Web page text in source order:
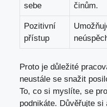
sebe
činům.
Pozitivní
přístup
Proto je důležité
neustále se snažit
To, co si myslíte, se
podnikáte. Důvěřujte